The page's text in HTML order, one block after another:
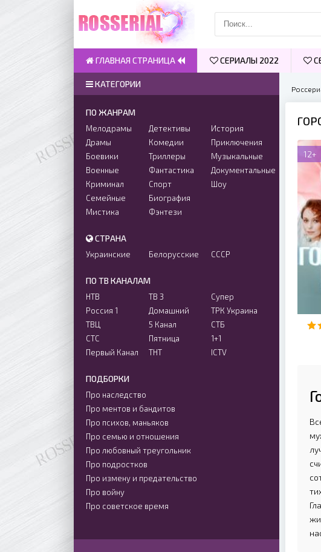
12+
КАТЕГОРИИ
ПО ЖАНРАМ
Мелодрамы
Драмы
Боевики
Военные
Криминал
Семейные
Мистика
Детективы
Комедии
Триллеры
Фантастика
Спорт
Биография
Фэнтези
История
Приключения
Музыкальные
Документальные
Шоу
СТРАНА
Украинские Белорусские СССР
ПО ТВ КАНАЛАМ
НТВ
Россия 1
ТВЦ
СТС
Первый Канал
ТВ 3
Домашний
5 Канал
Пятница
ТНТ
Супер
ТРК Украина
СТБ
1+1
ICTV
ПОДБОРКИ
Про наследство
Про ментов и бандитов
Про психов, маньяков
Про семью и отношения
Про любовный треугольник
Про подростков
Про измену и предательство
Про войну
Про советское время
ГЛАВНАЯ СТРАНИЦА СЕРИАЛЫ 2022